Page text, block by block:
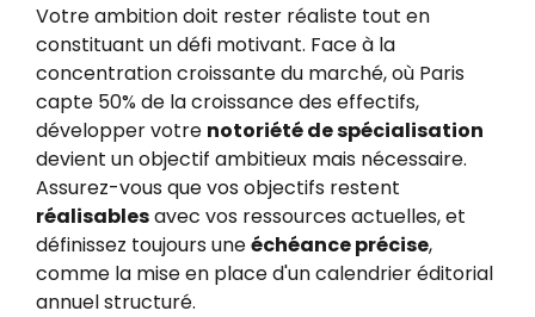
Votre ambition doit rester réaliste tout en
constituant un défi motivant. Face à la
concentration croissante du marché, où Paris
capte 50% de la croissance des effectifs,
développer votre notoriété de spécialisation
devient un objectif ambitieux mais nécessaire.
Assurez-vous que vos objectifs restent
réalisablesavec vos ressources actuelles, et
définissez toujours uneéchéance précise,
comme la mise en place d'un calendrier éditorial
annuel structuré.